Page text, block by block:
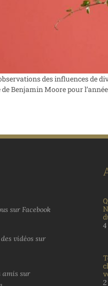
des influences de
Benjamin Moore pour
sur Facebook
vidéos sur
amis sur